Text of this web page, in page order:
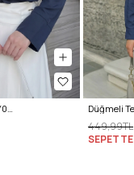
Önü Büzgülü Gömlek Y0125 - LACİVERT
449,99TL
SEPETTE